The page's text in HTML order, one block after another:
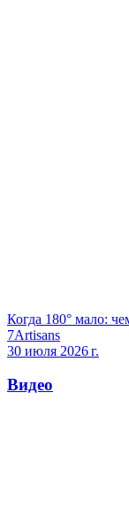
Когда 180° мало:
7Artisans
30 июля 2026 г.
Видео